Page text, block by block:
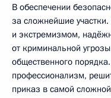
В обеспечении
за сложнейшие
и экстремизмом,
от криминальной
общественного
профессионализм,
приказ в самой